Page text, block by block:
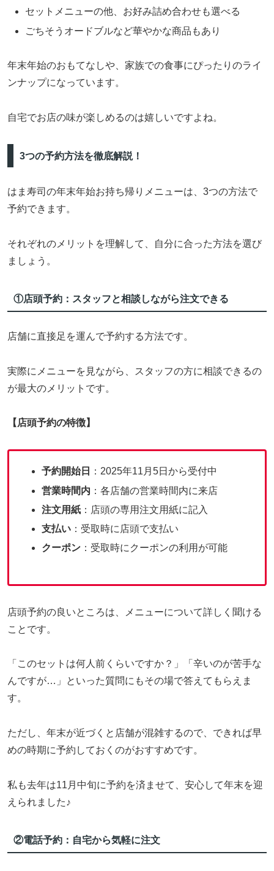
セットメニューの他、お好み詰め合わせも選べる
ごちそうオードブルなど華やかな商品もあり
年末年始のおもてなしや、家族での食事にぴったりのライ
ンナップになっています。
自宅でお店の味が楽しめるのは嬉しいですよね。
3つの予約方法を徹底解説！
はま寿司の年末年始お持ち帰りメニューは、3つの方法で
予約できます。
それぞれのメリットを理解して、自分に合った方法を選び
ましょう。
①店頭予約：スタッフと相談しながら注文できる
店舗に直接足を運んで予約する方法です。
実際にメニューを見ながら、スタッフの方に相談できるの
が最大のメリットです。
【店頭予約の特徴】
予約開始日
：2025年11月5日から受付中
営業時間内 ：各店舗の営業時間内に来店
注文用紙 ：店頭の専用注文用紙に記入
支払い ：受取時に店頭で支払い
クーポン ：受取時にクーポンの利用が可能
店頭予約の良いところは、メニューについて詳しく聞ける
ことです。
「このセットは何人前くらいですか？」「辛いのが苦手な
んですが…」といった質問にもその場で答えてもらえま
す。
ただし、年末が近づくと店舗が混雑するので、できれば早
めの時期に予約しておくのがおすすめです。
私も去年は11月中旬に予約を済ませて、安心して年末を迎
えられました♪
②電話予約：自宅から気軽に注文